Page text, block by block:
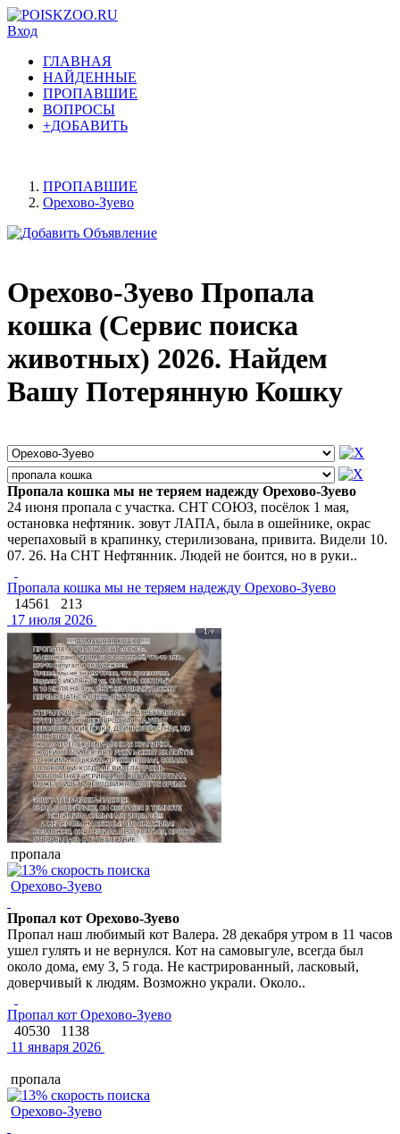
Вход
ГЛАВНАЯ
НАЙДЕННЫЕ
ПРОПАВШИЕ
ВОПРОСЫ
+ДОБАВИТЬ
ПРОПАВШИЕ
Орехово-Зуево
Орехово-Зуево Пропала
кошка (Сервис поиска
животных) 2026. Найдем
Вашу Потерянную Кошку
Пропала кошка мы не теряем надежду Орехово-Зуево
24 июня пропала с участка. СНТ СОЮЗ, посёлок 1 мая,
остановка нефтяник. зовут ЛАПА, была в ошейнике, окрас
черепаховый в крапинку, стерилизована, привита. Видели 10.
07. 26. На СНТ Нефтянник. Людей не боится, но в руки..
Пропала кошка мы не теряем надежду Орехово-Зуево
14561
213
17 июля 2026
пропала
Орехово-Зуево
Пропал кот Орехово-Зуево
Пропал наш любимый кот Валера. 28 декабря утром в 11 часов
ушел гулять и не вернулся. Кот на самовыгуле, всегда был
около дома, ему 3, 5 года. Не кастрированный, ласковый,
доверчивый к людям. Возможно украли. Около..
Пропал кот Орехово-Зуево
40530
1138
11 января 2026
пропала
Орехово-Зуево